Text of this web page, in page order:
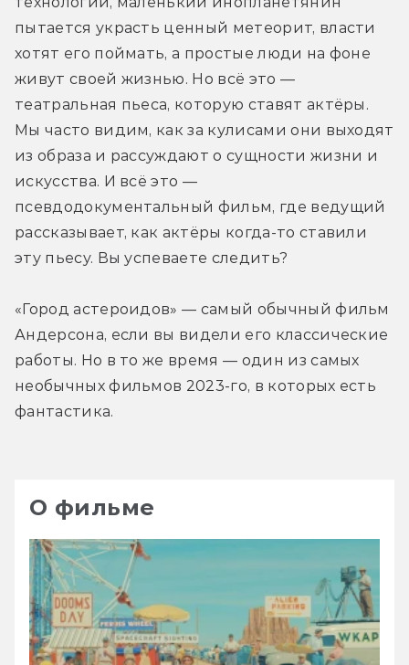
пытается украсть ценный метеорит, власти
хотят его поймать, а простые люди на фоне
живут своей жизнью. Но всё это —
театральная пьеса, которую ставят актёры.
Мы часто видим, как за кулисами они выходят
из образа и рассуждают о сущности жизни и
искусства. И всё это —
псевдодокументальный фильм, где ведущий
рассказывает, как актёры когда-то ставили
эту пьесу. Вы успеваете следить?
«Город астероидов» — самый обычный фильм
Андерсона, если вы видели его классические
работы. Но в то же время — один из самых
необычных фильмов 2023-го, в которых есть
фантастика.
О фильме